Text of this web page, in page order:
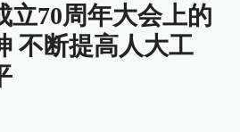
立70周年大会上的
不断提高人大工